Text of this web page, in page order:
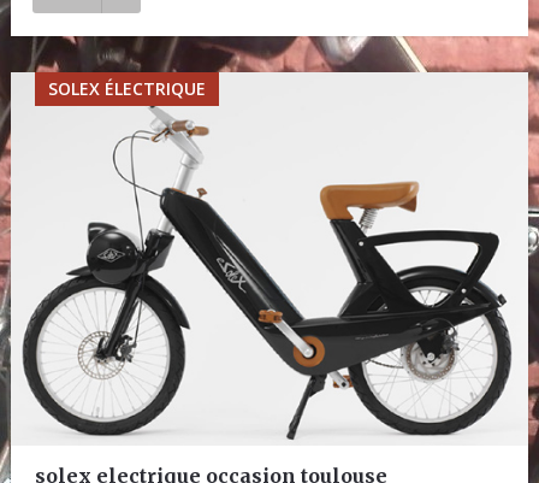
SOLEX ÉLECTRIQUE
solex electrique occasion toulouse